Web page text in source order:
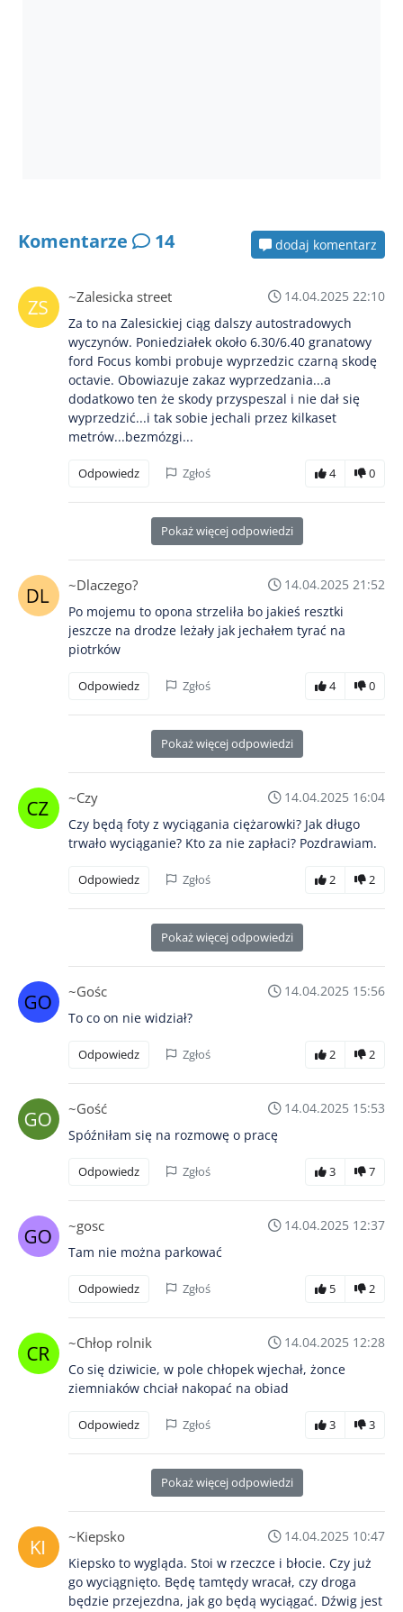
Komentarze 14 dodaj komentarz
~Zalesicka street
14.04.2025 22:10
Za to na Zalesickiej ciąg dalszy autostradowych
wyczynów. Poniedziałek około 6.30/6.40 granatowy
ford Focus kombi probuje wyprzedzic czarną skodę
octavie. Obowiazuje zakaz wyprzedzania...a
dodatkowo ten że skody przyspeszal i nie dał się
wyprzedzić...i tak sobie jechali przez kilkaset
metrów...bezmózgi...
Odpowiedz Zgłoś 4 0
Pokaż więcej odpowiedzi
~Dlaczego?
14.04.2025 21:52
Po mojemu to opona strzeliła bo jakieś resztki
jeszcze na drodze leżały jak jechałem tyrać na
piotrków
Odpowiedz Zgłoś 4 0
Pokaż więcej odpowiedzi
~Czy
14.04.2025 16:04
Czy będą foty z wyciągania ciężarowki? Jak długo
trwało wyciąganie? Kto za nie zapłaci? Pozdrawiam.
Odpowiedz Zgłoś 2 2
Pokaż więcej odpowiedzi
~Gośc
14.04.2025 15:56
To co on nie widział?
Odpowiedz Zgłoś 2 2
~Gość
14.04.2025 15:53
Spóźniłam się na rozmowę o pracę
Odpowiedz Zgłoś 3 7
~gosc
14.04.2025 12:37
Tam nie można parkować
Odpowiedz Zgłoś 5 2
~Chłop rolnik
14.04.2025 12:28
Co się dziwicie, w pole chłopek wjechał, żonce
ziemniaków chciał nakopać na obiad
Odpowiedz Zgłoś 3 3
Pokaż więcej odpowiedzi
~Kiepsko
14.04.2025 10:47
Kiepsko to wygląda. Stoi w rzeczce i błocie. Czy już
go wyciągnięto. Będę tamtędy wracał, czy droga
będzie przejezdna, jak go będą wyciągać. Dźwig jest